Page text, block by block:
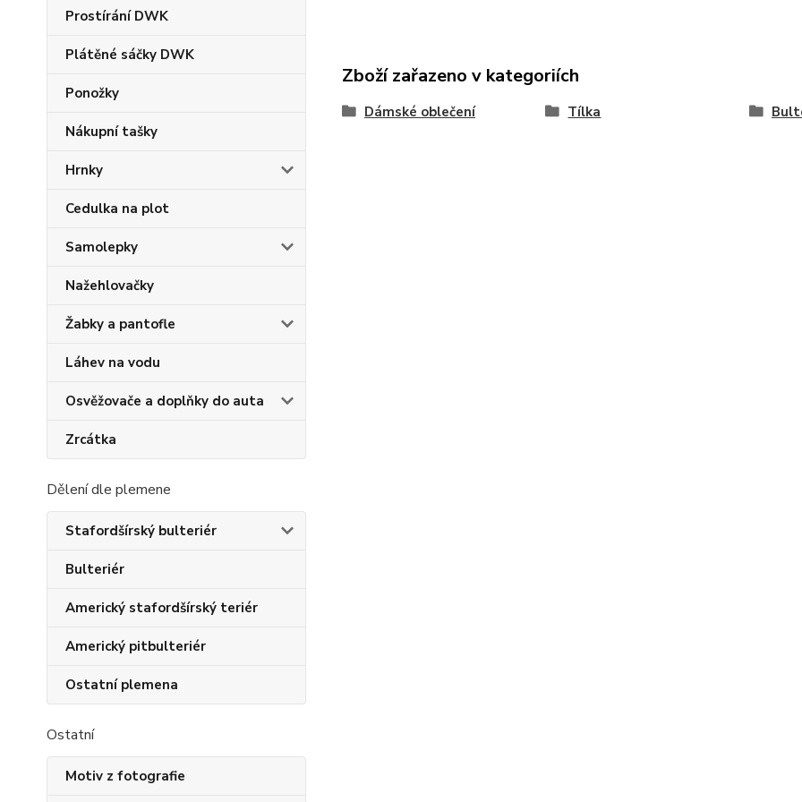
Prostírání DWK
Plátěné sáčky DWK
Ponožky
Nákupní tašky
Hrnky
Cedulka na plot
Samolepky
Nažehlovačky
Žabky a pantofle
Láhev na vodu
Osvěžovače a doplňky do auta
Zrcátka
Dělení dle plemene
Stafordšírský bulteriér
Bulteriér
Americký stafordšírský teriér
Americký pitbulteriér
Ostatní plemena
Ostatní
Motiv z fotografie
Zboží zařazeno v kategoriích
Dámské oblečení Tílka